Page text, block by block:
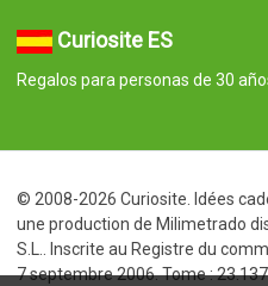
Curiosite ES
Regalos para personas de 30
© 2008-2026 Curiosite. Idées
une production de Milimetrado
S.L.. Inscrite au Registre du
7 septembre 2006. Tome :